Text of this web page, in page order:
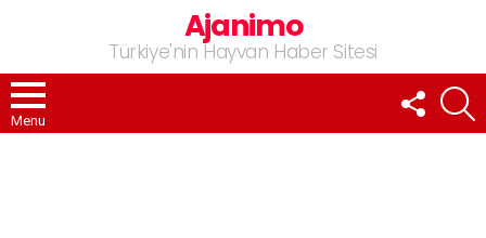
Ajanimo
Türkiye'nin Hayvan Haber Sitesi
Menu
FOLLOW
US